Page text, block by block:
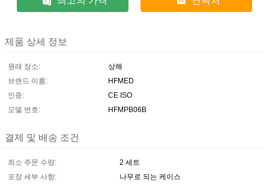
제품 상세 정보
원래 장소:
상해
브랜드 이름:
HFMED
인증:
CE ISO
모델 번호:
HFMPB06B
결제 및 배송 조건
최소 주문 수량:
2 세트
포장 세부 사항:
나무로 되는 케이스